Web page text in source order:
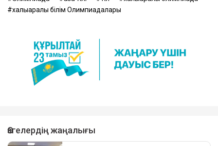
халықаралық білім Олимпиадалары